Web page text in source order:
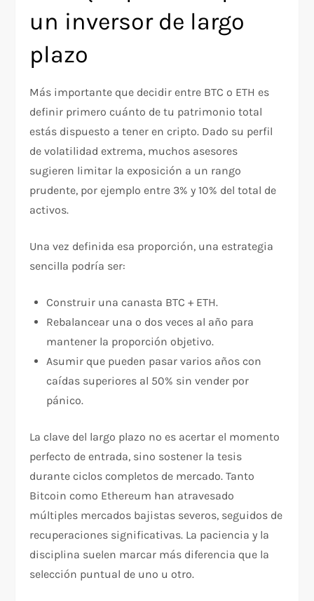
un inversor de largo
plazo
Más importante que decidir entre BTC o ETH es
definir primero cuánto de tu patrimonio total
estás dispuesto a tener en cripto. Dado su perfil
de volatilidad extrema, muchos asesores
sugieren limitar la exposición a un rango
prudente, por ejemplo entre 3% y 10% del total de
activos.
Una vez definida esa proporción, una estrategia
sencilla podría ser:
Construir una canasta BTC + ETH.
Rebalancear una o dos veces al año para
mantener la proporción objetivo.
Asumir que pueden pasar varios años con
caídas superiores al 50% sin vender por
pánico.
La clave del largo plazo no es acertar el momento
perfecto de entrada, sino sostener la tesis
durante ciclos completos de mercado. Tanto
Bitcoin como Ethereum han atravesado
múltiples mercados bajistas severos, seguidos de
recuperaciones significativas. La paciencia y la
disciplina suelen marcar más diferencia que la
selección puntual de uno u otro.